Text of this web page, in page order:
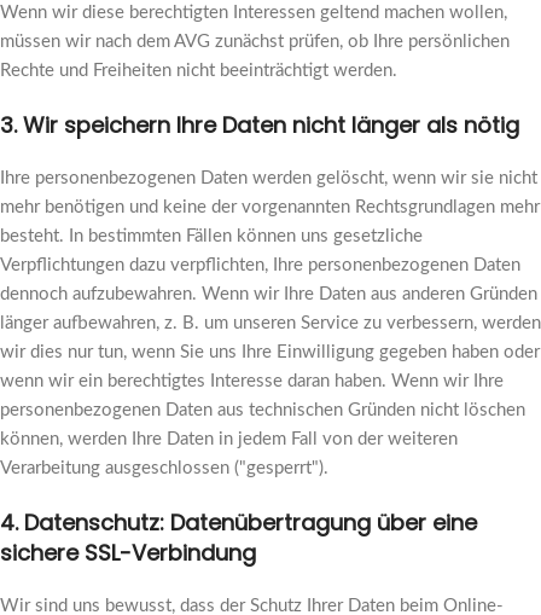
Wenn wir diese berechtigten Interessen geltend machen wollen,
müssen wir nach dem AVG zunächst prüfen, ob Ihre persönlichen
Rechte und Freiheiten nicht beeinträchtigt werden.
3. Wir speichern Ihre Daten nicht länger als nötig
Ihre personenbezogenen Daten werden gelöscht, wenn wir sie nicht
mehr benötigen und keine der vorgenannten Rechtsgrundlagen mehr
besteht. In bestimmten Fällen können uns gesetzliche
Verpflichtungen dazu verpflichten, Ihre personenbezogenen Daten
dennoch aufzubewahren. Wenn wir Ihre Daten aus anderen Gründen
länger aufbewahren, z. B. um unseren Service zu verbessern, werden
wir dies nur tun, wenn Sie uns Ihre Einwilligung gegeben haben oder
wenn wir ein berechtigtes Interesse daran haben. Wenn wir Ihre
personenbezogenen Daten aus technischen Gründen nicht löschen
können, werden Ihre Daten in jedem Fall von der weiteren
Verarbeitung ausgeschlossen ("gesperrt").
4. Datenschutz: Datenübertragung über eine
sichere SSL-Verbindung
Wir sind uns bewusst, dass der Schutz Ihrer Daten beim Online-